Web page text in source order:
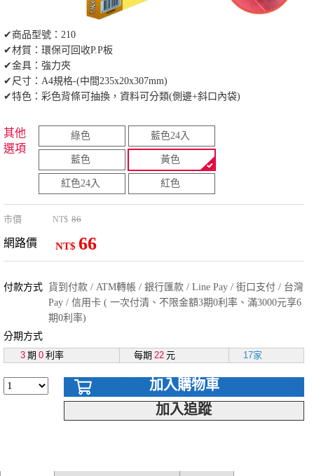
✔商品型號：210
✔材質：環保可回收P.P板
✔金具：強力夾
✔尺寸：A4規格-(中間235x20x307mm)
✔特色：彩色背條可抽換，資料可分類(側邊+斜口內袋)
其他
選項
綠色 藍色24入
藍色 黃色
紅色24入 紅色
市價 NT$ 86
網路價 NT$ 66
付款方式 貨到付款 / ATM轉帳 / 銀行匯款 / Line Pay / 街口支付 / 台灣
Pay / 信用卡 ( 一次付清、不限金額3期0利率、滿3000元享6
期0利率)
分期方式
3 期 0 利率 每期 22 元 17家
加入購物車
加入追蹤